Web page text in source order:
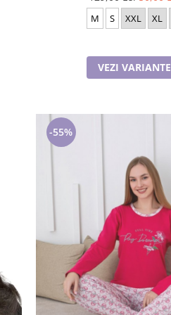
M S XXL XL
VEZI VARIANTE
-55%